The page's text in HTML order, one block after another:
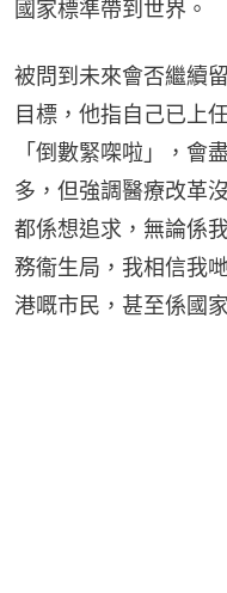
國家標準帶到世界。
被問到未來會否繼續
目標，他指自己已上
「倒數緊㗎啦」，會
多，但強調醫療改革
都係想追求，無論係
務衞生局，我相信我
港嘅市民，甚至係國